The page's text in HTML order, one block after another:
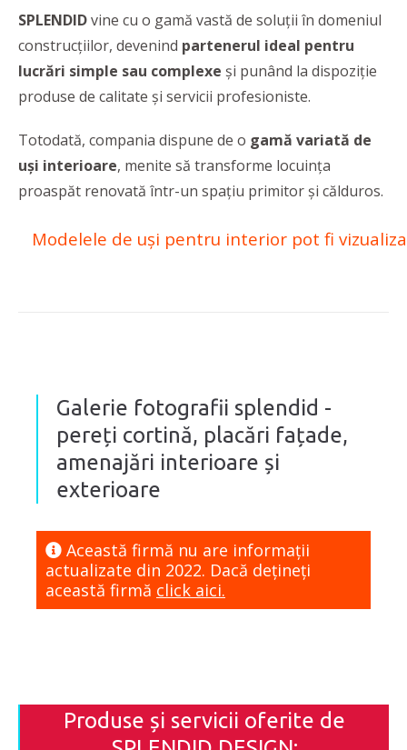
SPLENDIDvine cu o gamă vastă de soluții în domeniul
construcțiilor, devenind partenerul ideal pentru
lucrări simple sau complexe și punând la dispoziție
produse de calitate și servicii profesioniste.
Totodată, compania dispune de o gamă variată de
uși interioare, menite să transforme locuința
proaspăt renovată într-un spațiu primitor și călduros.
Modelele de uși pentru interior pot fi
Galerie fotografii splendid -
pereți cortină, placări fațade,
amenajări interioare și
exterioare
Această firmă nu are informaţii
actualizate din 2022. Dacă dețineți
această firmă click aici.
Produse și servicii oferite de